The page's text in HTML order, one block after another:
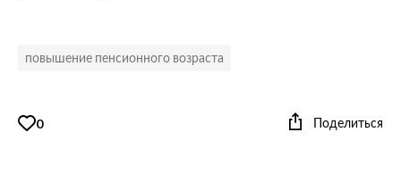
повышение пенсионного возраста
0 Поделиться